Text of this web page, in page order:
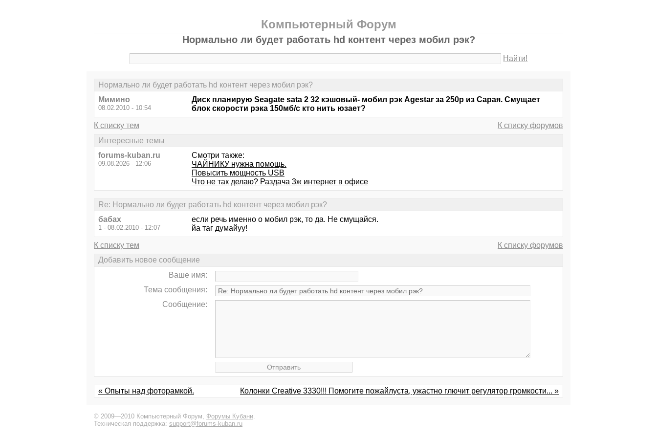
Компьютерный Форум
Нормально ли будет работать hd контент через мобил рэк?
Найти!
Нормально ли будет работать hd контент через мобил рэк?
Мимино
08.02.2010 - 10:54
Диск планирую Sеаgаtе sаtа 2 32 кэшовый- мобил рэк Аgеstаr за 250р из Сарая. Смущает
блок скорости рэка 150мб/с кто нить юзает?
К списку тем
К списку форумов
Интересные темы
forums-kuban.ru
09.08.2026 - 12:06
Смотри также:
ЧАЙНИКУ нужна помощь.
Повысить мощность USB
Что не так делаю? Раздача 3ж интернет в офисе
Re: Нормально ли будет работать hd контент через мобил рэк?
бабах
1 - 08.02.2010 - 12:07
если речь именно о мобил рэк, то да. Не смущайся.
йа таг думайуу!
К списку тем
К списку форумов
Добавить новое сообщение
Ваше имя:
Тема сообщения:
Сообщение:
« Опыты над фоторамкой. Колонки Creative 3330!!! Помогите пожайлуста, ужастно глючит регулятор громкости... »
© 2009—2010 Компьютерный Форум, Форумы Кубани
Техническая поддержка: support@forums-kuban.ru